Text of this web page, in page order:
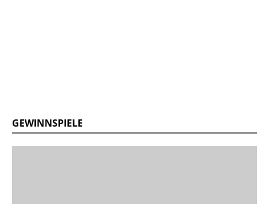
GEWINNSPIELE